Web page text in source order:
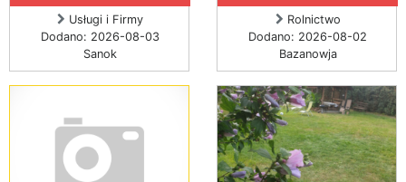
Usługi i Firmy
Dodano: 2026-08-03
Sanok
Rolnictwo
Dodano: 2026-08-02
Bazanowja